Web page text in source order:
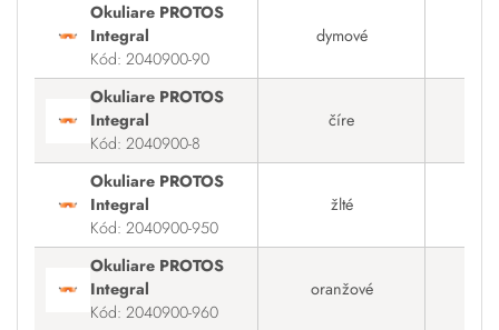
Okuliare PROTOS
Integral
Kód: 2040900-90
dymové
Okuliare PROTOS
Integral
Kód: 2040900-8
číre
Okuliare PROTOS
Integral
Kód: 2040900-950
žlté
Okuliare PROTOS
Integral
Kód: 2040900-960
oranžové